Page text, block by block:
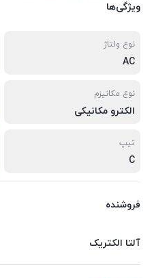
ویژگی‌ها
نوع ولتاژ
AC
نوع مکانیزم
الکترو مکانیکی
تیپ
C
فروشنده
آلتا الکتریک